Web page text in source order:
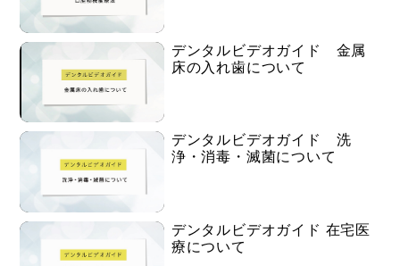
デンタルビデオガイド 金属
床の入れ歯について
デンタルビデオガイド 洗
浄・消毒・滅菌について
デンタルビデオガイド 在宅医
療について